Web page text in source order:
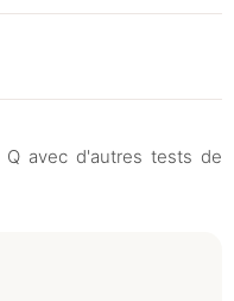
Q avec d'autres tests de